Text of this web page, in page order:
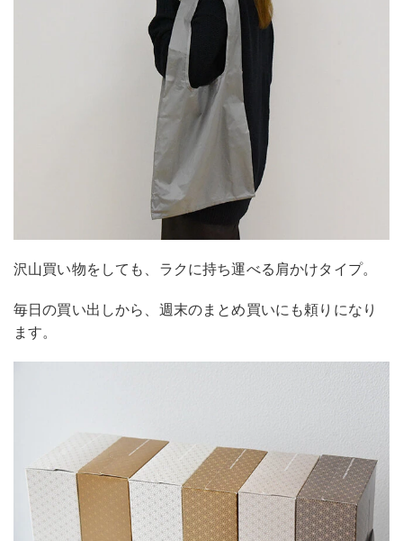
沢山買い物をしても、ラクに持ち運べる肩かけタイプ。
毎日の買い出しから、週末のまとめ買いにも頼りになり
ます。